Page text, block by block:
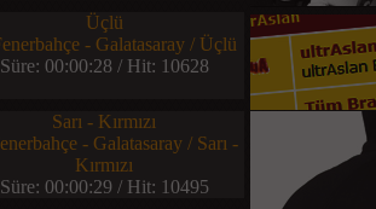
Üçlü
Süre: 00:00:28 / Hit: 10628
Sarı - Kırmızı
Süre: 00:00:29 / Hit: 10495